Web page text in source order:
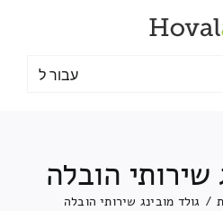
עבור ל
שירותי הובלה
/ גולד מובינג שירותי הובלה